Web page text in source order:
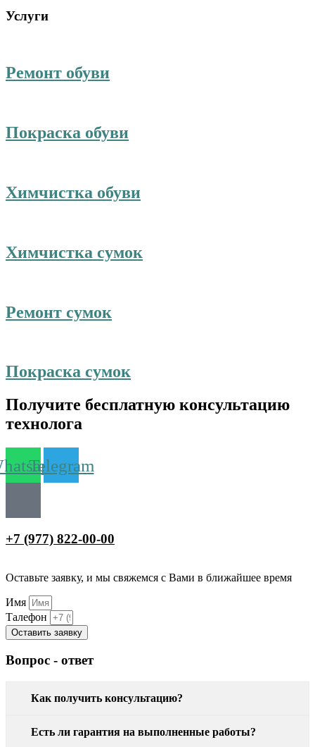
Услуги
Ремонт обуви
Покраска обуви
Химчистка обуви
Химчистка сумок
Ремонт сумок
Покраска сумок
Получите бесплатную консультацию
технолога
Telegram
+7 (977) 822-00-00
Оставьте заявку, и мы свяжемся с Вами в ближайшее время
Имя
Талефон
Оставить заявку
Вопрос - ответ
Как получить консультацию?
Есть ли гарантия на выполненные работы?